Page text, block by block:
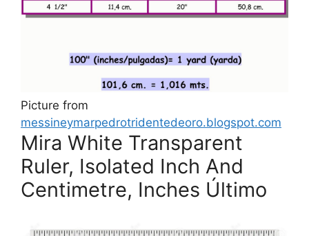
Picture from
messineymarpedrotridentedeoro.blogspot.com
Mira White Transparent
Ruler, Isolated Inch And
Centimetre, Inches Último